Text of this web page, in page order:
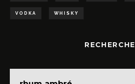
VODKA WHISKY
RECHERCHE